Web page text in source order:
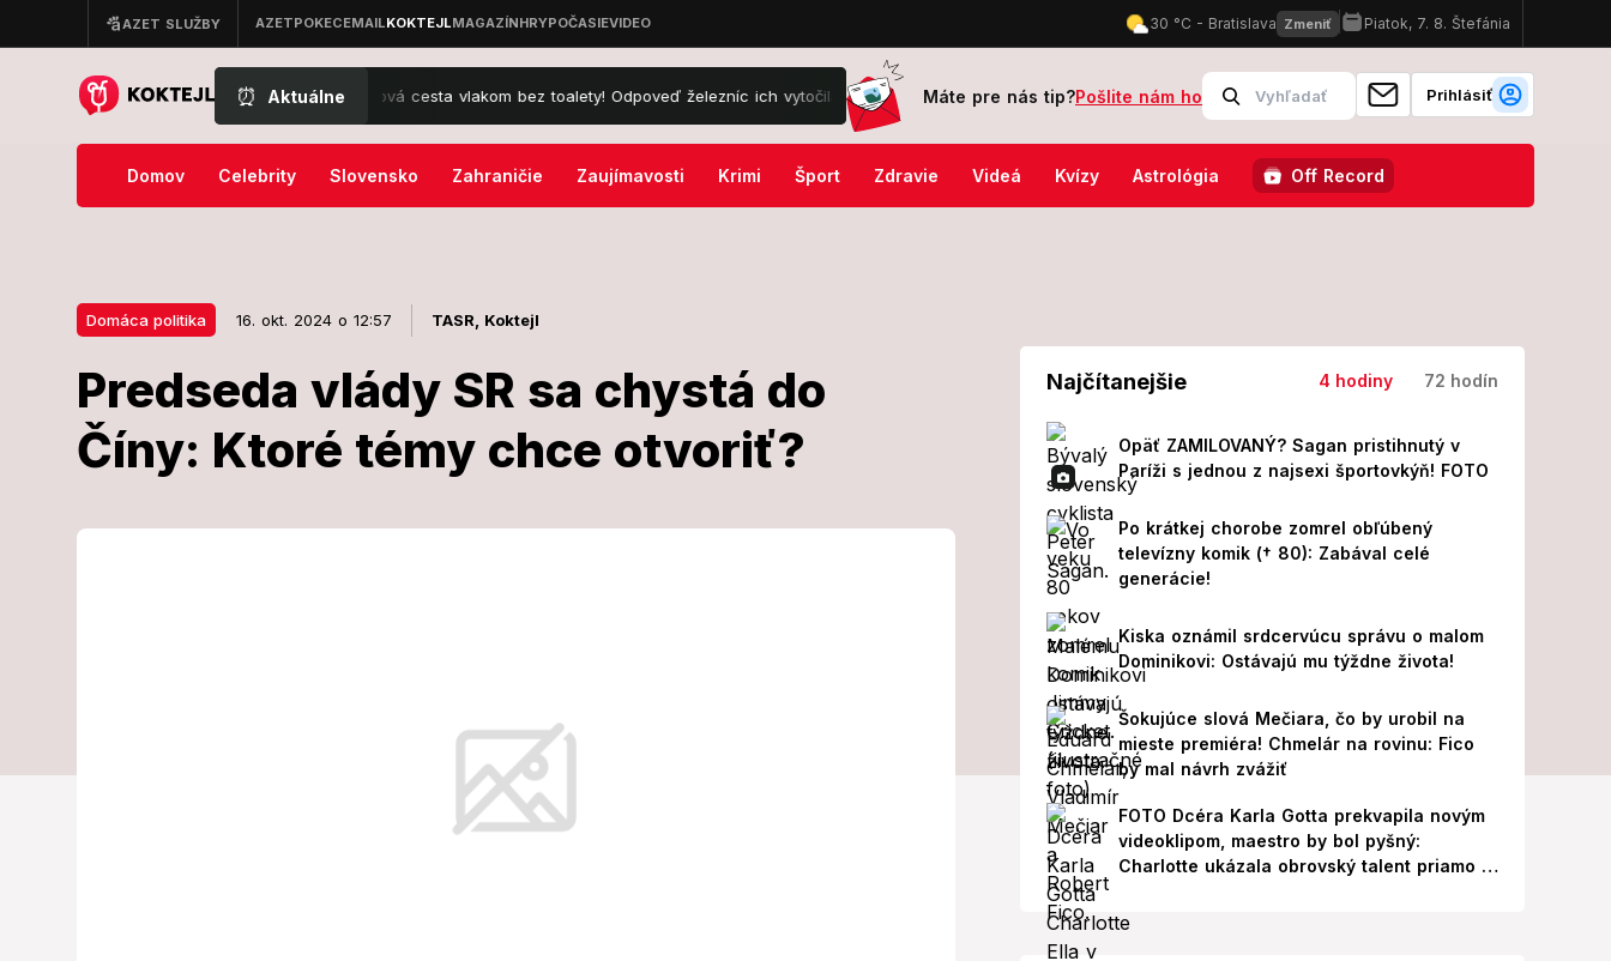
⏰ Aktuálne
Cestujúci ostali v ŠOKU: 6-hodinová cesta vlakom bez toalety! Odpoveď železníc ich vytočila do nepríčetnosti Záhada nevoľnosti návštevníkov na kúpalisku v Diakovciach: Osem ľudí skončilo v
Máte pre nás tip?Pošlite nám ho Prihlásiť
Domov Celebrity Slovensko Zahraničie Zaujímavosti Krimi Šport Zdravie Videá Kvízy Astrológia Off Record
Domáca politika 16. okt. 2024 o 12:57 TASR, Koktejl
Predseda vlády SR sa chystá do
Číny: Ktoré témy chce otvoriť?
Domáca politika
Predseda vlády SR sa chystá
Premiér čoskoro navštívi Čínu.
Najčítanejšie 4 hodiny 72 hodín
Opäť ZAMILOVANÝ? Sagan pristihnutý v
Paríži s jednou z najsexi športovkýň! FOTO
Po krátkej chorobe zomrel obľúbený
televízny komik († 80): Zabával celé
generácie!
Kiska oznámil srdcervúcu správu o malom
Dominikovi: Ostávajú mu týždne života!
Šokujúce slová Mečiara, čo by urobil na
mieste premiéra! Chmelár na rovinu: Fico
by mal návrh zvážiť
FOTO Dcéra Karla Gotta prekvapila novým
videoklipom, maestro by bol pyšný:
Charlotte ukázala obrovský talent priamo v